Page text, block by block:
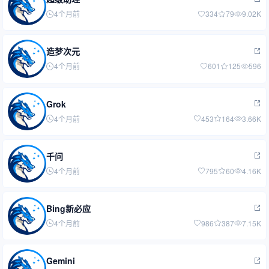
4个月前 334 79 9.02K
造梦次元
4个月前 601 125 596
Grok
4个月前 453 164 3.66K
千问
4个月前 795 60 4.16K
Bing新必应
4个月前 986 387 7.15K
Gemini